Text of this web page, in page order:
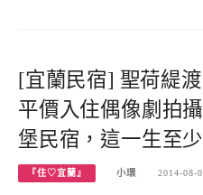
[宜蘭民宿] 聖荷緹
平價入住偶像劇拍
堡民宿，這一生至
『住♡宜蘭』 小環 2014-08-